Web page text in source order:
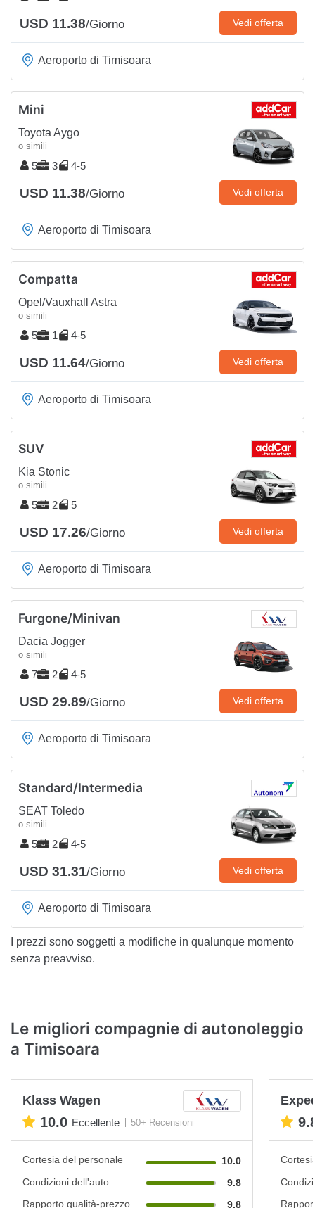
USD 11.38/Giorno Vedi offerta
Aeroporto di Timisoara
Mini
Toyota Aygo
o simili
5 3 4-5
USD 11.38/Giorno Vedi offerta
Aeroporto di Timisoara
Compatta
Opel/Vauxhall Astra
o simili
5 1 4-5
USD 11.64/Giorno Vedi offerta
Aeroporto di Timisoara
SUV
Kia Stonic
o simili
5 2 5
USD 17.26/Giorno Vedi offerta
Aeroporto di Timisoara
Furgone/Minivan
Dacia Jogger
o simili
7 2 4-5
USD 29.89/Giorno Vedi offerta
Aeroporto di Timisoara
Standard/Intermedia
SEAT Toledo
o simili
5 2 4-5
USD 31.31/Giorno Vedi offerta
Aeroporto di Timisoara
I prezzi sono soggetti a modifiche in qualunque momento
senza preavviso.
Le migliori compagnie di autonoleggio
a Timisoara
Klass Wagen
10.0 Eccellente 50+ Recensioni
Cortesia del personale
10.0
Condizioni dell'auto
9.8
Rapporto qualità-prezzo
9.8